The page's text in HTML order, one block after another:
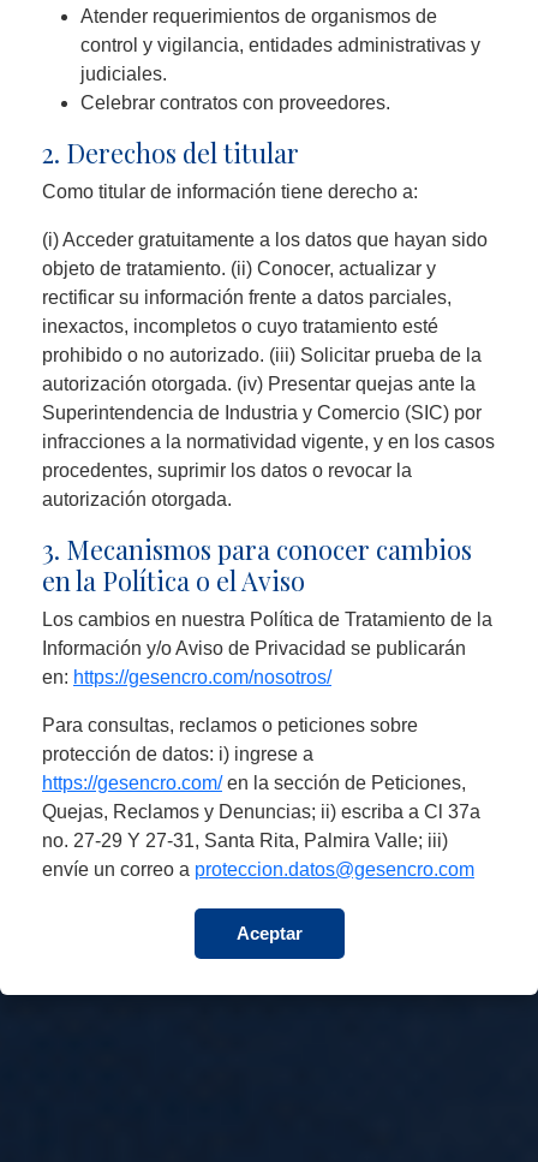
Atender requerimientos de organismos de
control y vigilancia, entidades administrativas y
judiciales.
Celebrar contratos con proveedores.
2. Derechos del titular
Como titular de información tiene derecho a:
(i) Acceder gratuitamente a los datos que hayan sido
objeto de tratamiento. (ii) Conocer, actualizar y
rectificar su información frente a datos parciales,
inexactos, incompletos o cuyo tratamiento esté
prohibido o no autorizado. (iii) Solicitar prueba de la
autorización otorgada. (iv) Presentar quejas ante la
Superintendencia de Industria y Comercio (SIC) por
infracciones a la normatividad vigente, y en los casos
procedentes, suprimir los datos o revocar la
autorización otorgada.
3. Mecanismos para conocer cambios
en la Política o el Aviso
Los cambios en nuestra Política de Tratamiento de la
Información y/o Aviso de Privacidad se publicarán
en: https://gesencro.com/nosotros/
Para consultas, reclamos o peticiones sobre
protección de datos: i) ingrese a
https://gesencro.com/en la sección de Peticiones,
Quejas, Reclamos y Denuncias; ii) escriba a Cl 37a
no. 27-29 Y 27-31, Santa Rita, Palmira Valle; iii)
envíe un correo a proteccion.datos@gesencro.com
Aceptar